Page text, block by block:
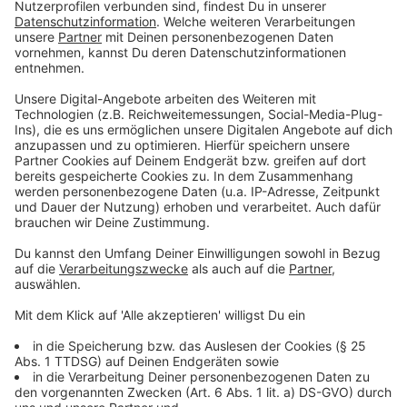
Den ersten Schritt hat Equa Tu am Abend schon
geschafft: Während seines Auftritts, in dem er "Willst
du" von Alligatoah performte, drehte sich Juror Kool
seinem Juror noch über Münster. Details, wie es in der
Show gelaufen ist, hört ihr hier:
Anzeige